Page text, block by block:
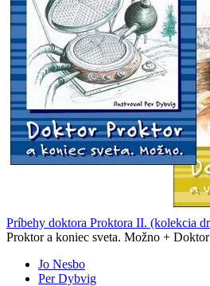
Príbehy doktora Proktora II. (kolekcia
Proktor a koniec sveta. Možno +
Jo Nesbo
Per Dybvig